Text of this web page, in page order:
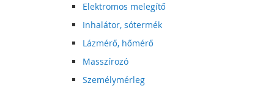
Elektromos melegítő
Inhalátor, sótermék
Lázmérő, hőmérő
Masszírozó
Személymérleg